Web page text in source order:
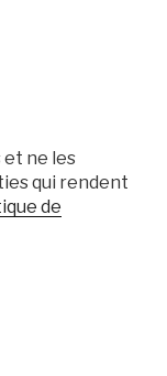
et ne les
qui rendent
de